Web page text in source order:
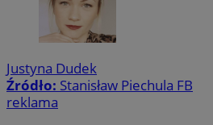
Justyna Dudek
Źródło: Stanisław Piechula FB
reklama